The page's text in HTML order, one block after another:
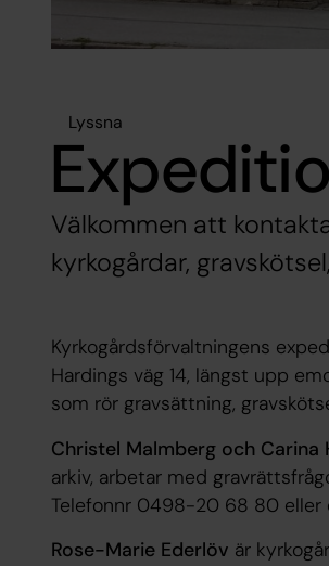
Lyssna
Välkommen att
kyrkogårdar,
Kyrkogårdsförvaltningens
Hardings väg 14, längst upp
som rör gravsättning,
Christel Malmberg och Carina
arkiv, arbetar med
Telefonnr 0498-20 68 80
Rose-Marie Ederlöv är